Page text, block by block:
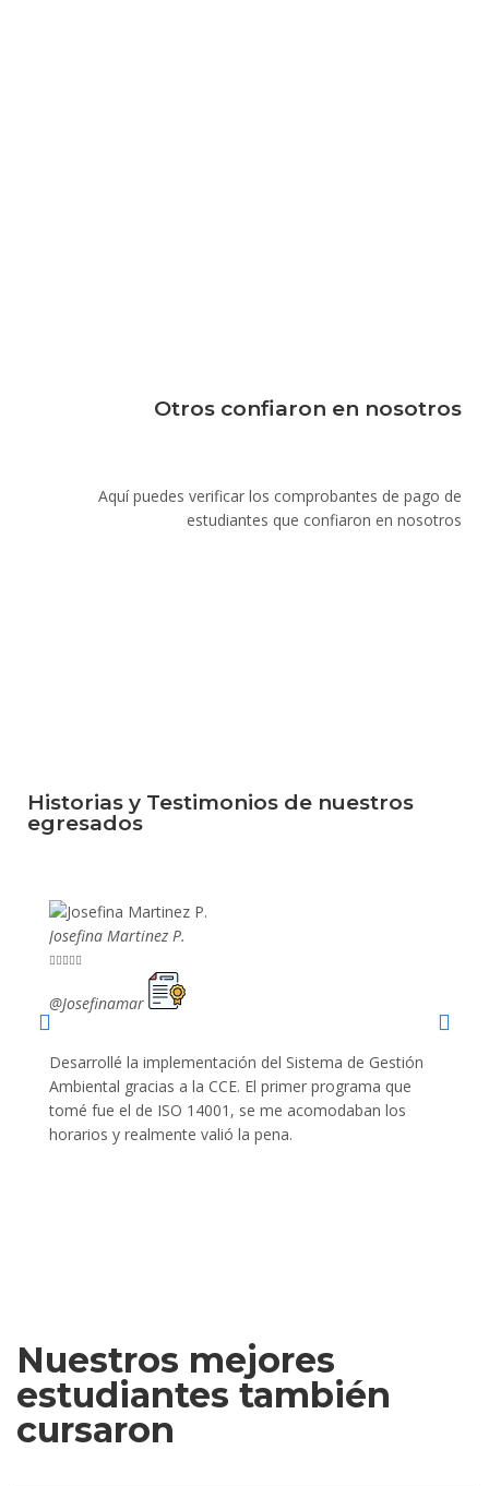
Otros confiaron en nosotros
Aquí puedes verificar los comprobantes de pago de
estudiantes que confiaron en nosotros
Historias y Testimonios de nuestros
egresados
Josefina Martinez P.

@Josefinamar
Desarrollé la implementación del Sistema de Gestión
Ambiental gracias a la CCE. El primer programa que
tomé fue el de ISO 14001, se me acomodaban los
horarios y realmente valió la pena.
Nuestros mejores
estudiantes también
cursaron